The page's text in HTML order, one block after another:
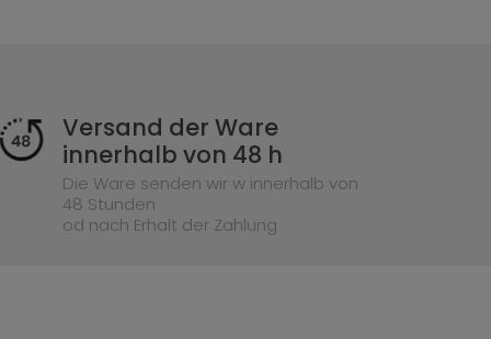
Versand der Ware
innerhalb von 48 h
Die Ware senden wir w innerhalb von
48 Stunden
od nach Erhalt der Zahlung